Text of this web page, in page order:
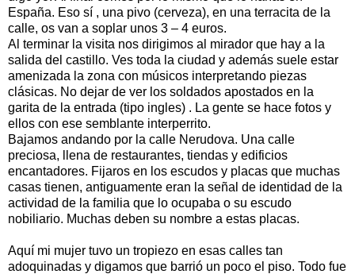
España. Eso sí , una pivo (cerveza), en una terracita de la
calle, os van a soplar unos 3 – 4 euros.
Al terminar la visita nos dirigimos al mirador que hay a la
salida del castillo. Ves toda la ciudad y además suele estar
amenizada la zona con músicos interpretando piezas
clásicas. No dejar de ver los soldados apostados en la
garita de la entrada (tipo ingles) . La gente se hace fotos y
ellos con ese semblante interperrito.
Bajamos andando por la calle Nerudova. Una calle
preciosa, llena de restaurantes, tiendas y edificios
encantadores. Fijaros en los escudos y placas que muchas
casas tienen, antiguamente eran la señal de identidad de la
actividad de la familia que lo ocupaba o su escudo
nobiliario. Muchas deben su nombre a estas placas.
Aquí mi mujer tuvo un tropiezo en esas calles tan
adoquinadas y digamos que barrió un poco el piso. Todo fue